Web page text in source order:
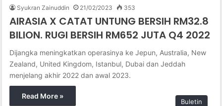
Syukran Zainuddin 21/02/2023 353
AIRASIA X CATAT UNTUNG BERSIH RM32.8
BILION. RUGI BERSIH RM652 JUTA Q4 2022
Dijangka meningkatkan operasinya ke Jepun, Australia, New
Zealand, United Kingdom, Istanbul, Dubai dan Jeddah
menjelang akhir 2022 dan awal 2023.
Read More »
Buletin